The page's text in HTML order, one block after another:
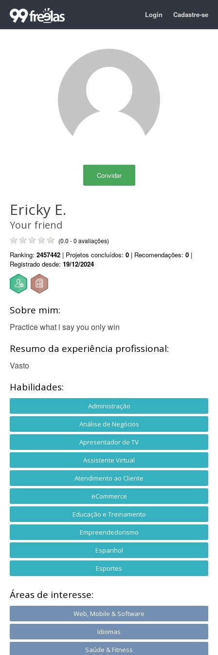
Login Cadastre-se
Convidar
Ericky E.
Your friend
(0.0 - 0 avaliações)
Ranking: 2457442 | Projetos concluídos: 0 | Recomendações: 0 |
Registrado desde: 19/12/2024
Sobre mim:
Practice what i say you only win
Resumo da experiência profissional:
Vasto
Habilidades:
Administração
Análise de Negócios
Apresentador de TV
Assistente Virtual
Atendimento ao Cliente
eCommerce
Educação e Treinamento
Empreendedorismo
Espanhol
Esportes
Áreas de interesse:
Web, Mobile & Software
Idiomas
Saúde & Fitness